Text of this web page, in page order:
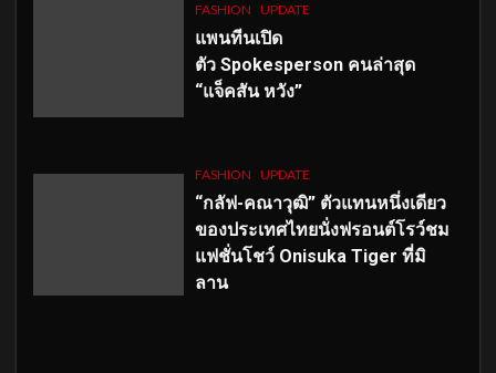
FASHION UPDATE
แพนทีนเปิด
ตัว Spokesperson คนล่าสุด
“แจ็คสัน หวัง”
FASHION UPDATE
“กลัฟ-คณาวุฒิ” ตัวแทนหนึ่งเดียว
ของประเทศไทยนั่งฟรอนต์โรว์ชม
แฟชั่นโชว์ Onisuka Tiger ที่มิ
ลาน